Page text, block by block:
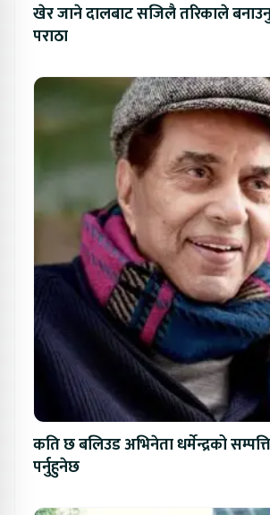
खेर जाने दालबाट सजिलै तरिकाले
पराठा
कति छ बलिउड अभिनेता धर्मेन्द्रको
पर्नुहुनेछ